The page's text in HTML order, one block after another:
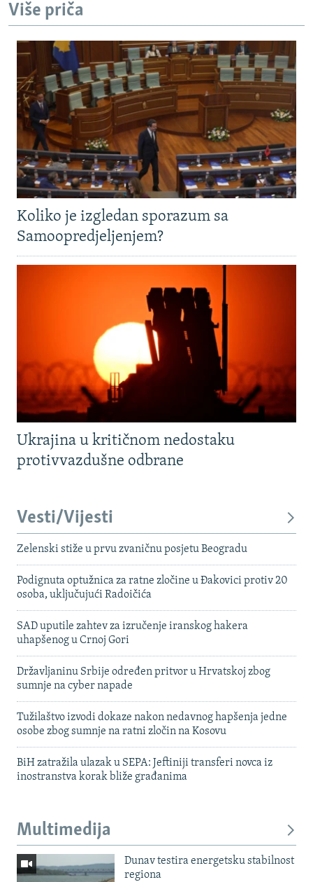
Više priča
Koliko je izgledan sporazum sa
Samoopredjeljenjem?
Ukrajina u kritičnom nedostaku
protivvazdušne odbrane
Vesti/Vijesti
Zelenski stiže u prvu zvaničnu posjetu Beogradu
Podignuta optužnica za ratne zločine u Đakovici protiv 20
osoba, uključujući Radoičića
SAD uputile zahtev za izručenje iranskog hakera
uhapšenog u Crnoj Gori
Državljaninu Srbije određen pritvor u Hrvatskoj zbog
sumnje na cyber napade
Tužilaštvo izvodi dokaze nakon nedavnog hapšenja jedne
osobe zbog sumnje na ratni zločin na Kosovu
BiH zatražila ulazak u SEPA: Jeftiniji transferi novca iz
inostranstva korak bliže građanima
Multimedija
Dunav testira energetsku stabilnost
regiona